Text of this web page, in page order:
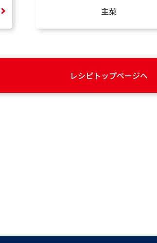
主菜
レシピトップページへ